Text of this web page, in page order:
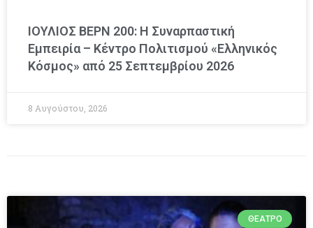
ΙΟΥΛΙΟΣ ΒΕΡΝ 200: Η Συναρπαστική
Εμπειρία – Κέντρο Πολιτισμού «Ελληνικός
Κόσμος» από 25 Σεπτεμβρίου 2026
8 Αυγούστου, 2026
ΘΈΑΤΡΟ